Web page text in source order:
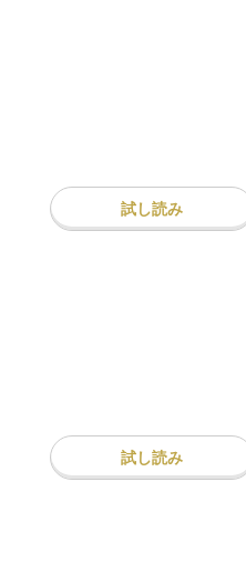
試し読み
試し読み